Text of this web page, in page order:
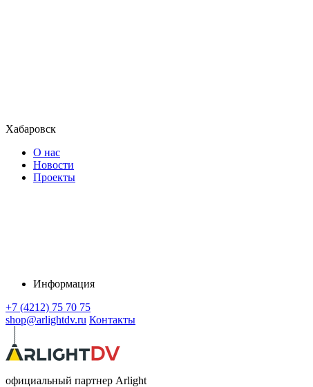
Хабаровск
О нас
Новости
Проекты
Информация
+7 (4212) 75 70 75
shop@arlightdv.ru Контакты
официальный партнер Arlight